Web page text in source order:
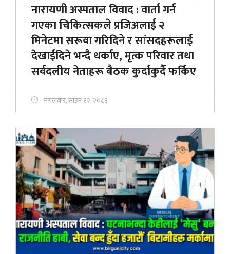
नारायणी अस्पताल विवाद : वार्ता गर्न
गएका चिकित्सकले प्रजिअलाई २
मिनेटमा सरूवा गरिदिने र सांसदहरूलाई
देखाईदिने भन्दै थर्काए, मृत्क परिवार तथा
सर्वदलीय नेताहरू बैठक कुर्दाकुर्दै फर्किए
मंगलबार, साउन १२, २०८३